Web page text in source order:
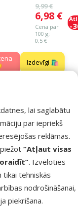
lai saglabātu
par iepriekš
reklāmas.
“Atļaut visas
. Izvēloties
tehniskās
nodrošināšanai,
piekrišana.
Oriģinālā
9,99 €
Cena
6,98 €
Cena par
100 g:
0,5 €
-
Izdevīgi 🛍️
Barī­ba
Prospera
Medium
3 kg